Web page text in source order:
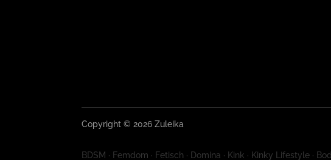
Copyright © 2026 Zuleika
BDSM · Femdom · Fetisch · Domina · Kink · Kinky Lifestyle ·